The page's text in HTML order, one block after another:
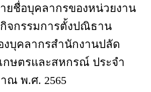
ยชื่อบุคลากรของหน่วยงาน
จกรรมการตั้งปณิธาน
บุคลากรสำนักงานปลัด
กษตรและสหกรณ์ ประจำ
ณ พ.ศ. 2565